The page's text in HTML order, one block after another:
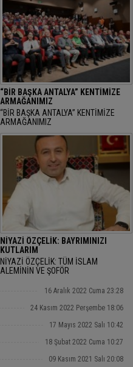
“BİR BAŞKA ANTALYA” KENTİMİZE
ARMAĞANIMIZ
“BİR BAŞKA ANTALYA” KENTİMİZE
ARMAĞANIMIZ
NİYAZİ ÖZÇELİK: BAYRIMINIZI
KUTLARIM
NİYAZİ ÖZÇELİK: TÜM İSLAM
ALEMİNİN VE ŞOFÖR
BAYRAMINIZI KUTLARIM16 Aralık 2022 Cuma 23:28
24 Kasım 2022 Perşembe 18:06
17 Mayıs 2022 Salı 10:42
18 Şubat 2022 Cuma 10:27
09 Kasım 2021 Salı 20:08